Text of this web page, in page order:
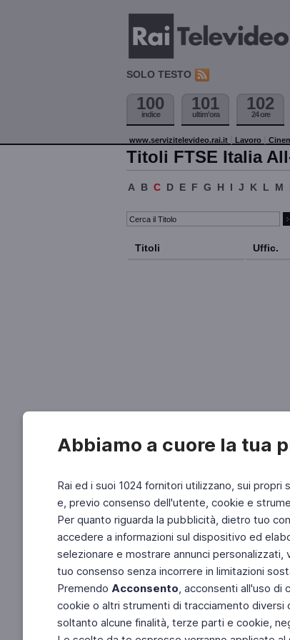
Abbiamo a cuore la tua
Rai ed i suoi 1024 fornitori utilizzano, sui
e, previo consenso dell'utente, cookie e
Per quanto riguarda la pubblicità, dietro tuo
accedere a informazioni sul dispositivo ed
selezionare e mostrare annunci
tuo consenso senza incorrere in limitazioni
Premendo Acconsento, acconsenti all'uso di
cookie o altri strumenti di tracciamento diversi
soltanto alcune finalità, terze parti e cookie,
SOLO TESTO
100
indice
101
ultim'ora
102
24 ore
www.servizitelevideo.rai.it Lavoro
Titoli FTSE Italia
A B C D E F G H I J K L M
Titoli Uffic.